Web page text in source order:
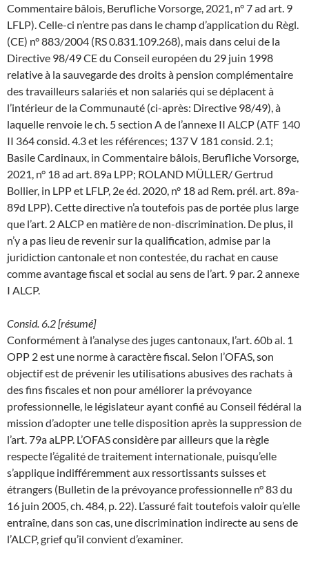
Commentaire bâlois, Berufliche Vorsorge, 2021, n° 7 ad art. 9
LFLP). Celle-ci n’entre pas dans le champ d’application du Règl.
(CE) n° 883/2004 (RS 0.831.109.268), mais dans celui de la
Directive 98/49 CE du Conseil européen du 29 juin 1998
relative à la sauvegarde des droits à pension complémentaire
des travailleurs salariés et non salariés qui se déplacent à
l’intérieur de la Communauté (ci-après: Directive 98/49), à
laquelle renvoie le ch. 5 section A de l’annexe II ALCP (ATF 140
II 364 consid. 4.3 et les références; 137 V 181 consid. 2.1;
Basile Cardinaux, in Commentaire bâlois, Berufliche Vorsorge,
2021, n° 18 ad art. 89a LPP; ROLAND MÜLLER/ Gertrud
Bollier, in LPP et LFLP, 2e éd. 2020, n° 18 ad Rem. prél. art. 89a-
89d LPP). Cette directive n’a toutefois pas de portée plus large
que l’art. 2 ALCP en matière de non-discrimination. De plus, il
n’y a pas lieu de revenir sur la qualification, admise par la
juridiction cantonale et non contestée, du rachat en cause
comme avantage fiscal et social au sens de l’art. 9 par. 2 annexe
I ALCP.
Consid. 6.2 [résumé]
Conformément à l’analyse des juges cantonaux, l’art. 60b al. 1
OPP 2 est une norme à caractère fiscal. Selon l’OFAS, son
objectif est de prévenir les utilisations abusives des rachats à
des fins fiscales et non pour améliorer la prévoyance
professionnelle, le législateur ayant confié au Conseil fédéral la
mission d’adopter une telle disposition après la suppression de
l’art. 79a aLPP. L’OFAS considère par ailleurs que la règle
respecte l’égalité de traitement internationale, puisqu’elle
s’applique indifféremment aux ressortissants suisses et
étrangers (Bulletin de la prévoyance professionnelle n° 83 du
16 juin 2005, ch. 484, p. 22). L’assuré fait toutefois valoir qu’elle
entraîne, dans son cas, une discrimination indirecte au sens de
l’ALCP, grief qu’il convient d’examiner.